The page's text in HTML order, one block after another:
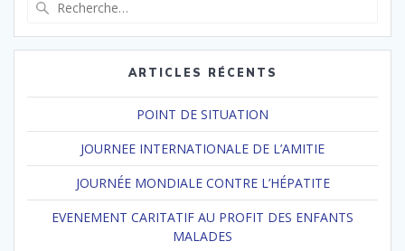
:
ARTICLES RÉCENTS
POINT DE SITUATION
JOURNEE INTERNATIONALE DE L’AMITIE
JOURNÉE MONDIALE CONTRE L’HÉPATITE
EVENEMENT CARITATIF AU PROFIT DES ENFANTS
MALADES